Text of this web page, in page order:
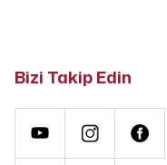
Bizi Takip Edin